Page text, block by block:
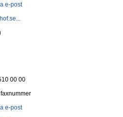
e-post
00 00
e-post